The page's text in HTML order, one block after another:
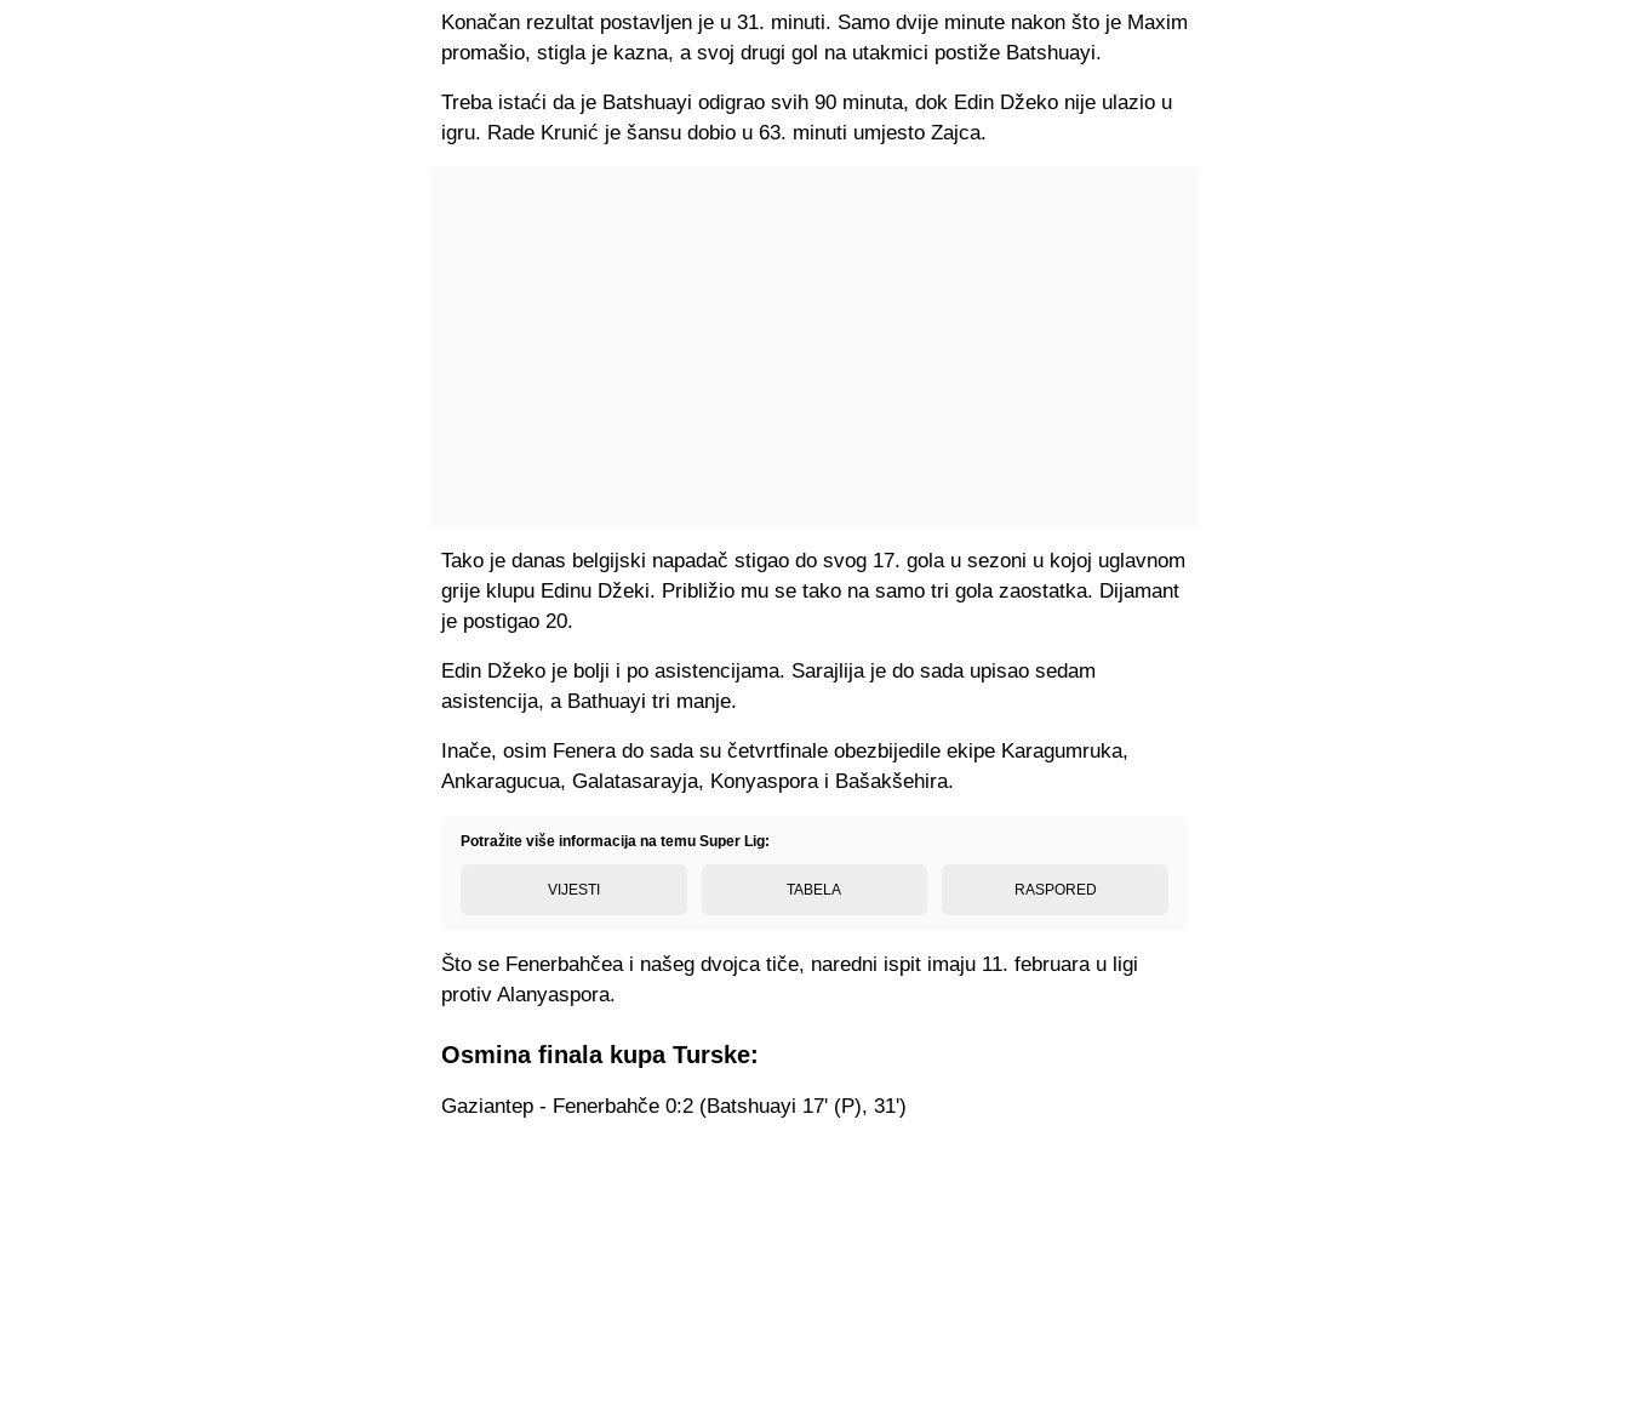
Konačan rezultat postavljen je u 31. minuti. Samo dvije minute nakon što je Maxim
promašio, stigla je kazna, a svoj drugi gol na utakmici postiže Batshuayi.
Treba istaći da je Batshuayi odigrao svih 90 minuta, dok Edin Džeko nije ulazio u
igru. Rade Krunić je šansu dobio u 63. minuti umjesto Zajca.
Tako je danas belgijski napadač stigao do svog 17. gola u sezoni u kojoj uglavnom
grije klupu Edinu Džeki. Približio mu se tako na samo tri gola zaostatka. Dijamant
je postigao 20.
Edin Džeko je bolji i po asistencijama. Sarajlija je do sada upisao sedam
asistencija, a Bathuayi tri manje.
Inače, osim Fenera do sada su četvrtfinale obezbijedile ekipe Karagumruka,
Ankaragucua, Galatasarayja, Konyaspora i Bašakšehira.
Potražite više informacija na temu Super Lig:
VIJESTI TABELA RASPORED
Što se Fenerbahčea i našeg dvojca tiče, naredni ispit imaju 11. februara u ligi
protiv Alanyaspora.
Osmina finala kupa Turske:
Gaziantep - Fenerbahče 0:2 (Batshuayi 17' (P), 31')